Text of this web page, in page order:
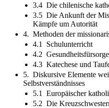
3.4 Die chilenische
3.5 Die Ankunft der
Kämpfe um Autorität
4. Methoden der
4.1 Schulunterricht
4.2 Gesundheitsfürsorge
4.3 Katechese und
5. Diskursive Elemente
Selbstverständnisses
5.1 Europäischer
5.2 Die